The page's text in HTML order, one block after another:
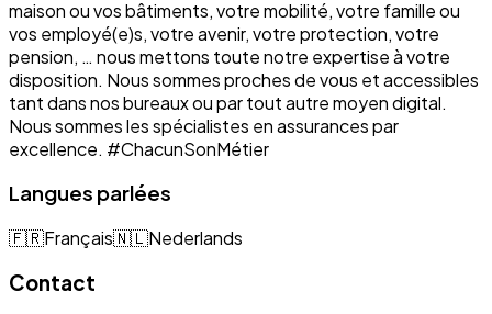
maison ou vos bâtiments, votre mobilité, votre famille ou
vos employé(e)s, votre avenir, votre protection, votre
pension, … nous mettons toute notre expertise à votre
disposition. Nous sommes proches de vous et accessibles
tant dans nos bureaux ou par tout autre moyen digital.
Nous sommes les spécialistes en assurances par
excellence. #ChacunSonMétier
Langues parlées
🇫🇷Français🇳🇱Nederlands
Contact